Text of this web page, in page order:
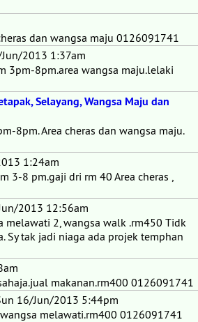
dan wangsa maju 0126091741
2013 1:37am
3pm-8pm.area wangsa maju.lelaki
Selayang, Wangsa Maju dan
8pm. Area cheras dan wangsa maju.
1:24am
3-8 pm.gaji dri rm 40 Area cheras ,
2013 12:56am
melawati 2, wangsa walk .rm450 Tidk
Sy tak jadi niaga ada projek temphan
makanan.rm400 0126091741
16/Jun/2013 5:44pm
melawati.rm400 0126091741